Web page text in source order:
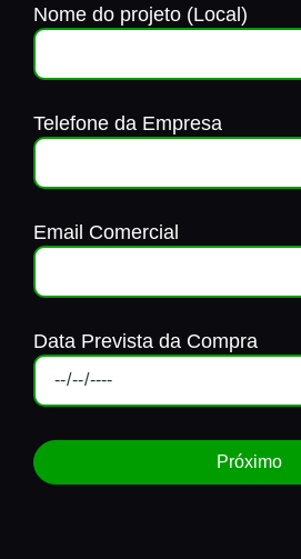
Nome do projeto (Local)
Telefone da Empresa
Email Comercial
Data Prevista da Compra
Próximo